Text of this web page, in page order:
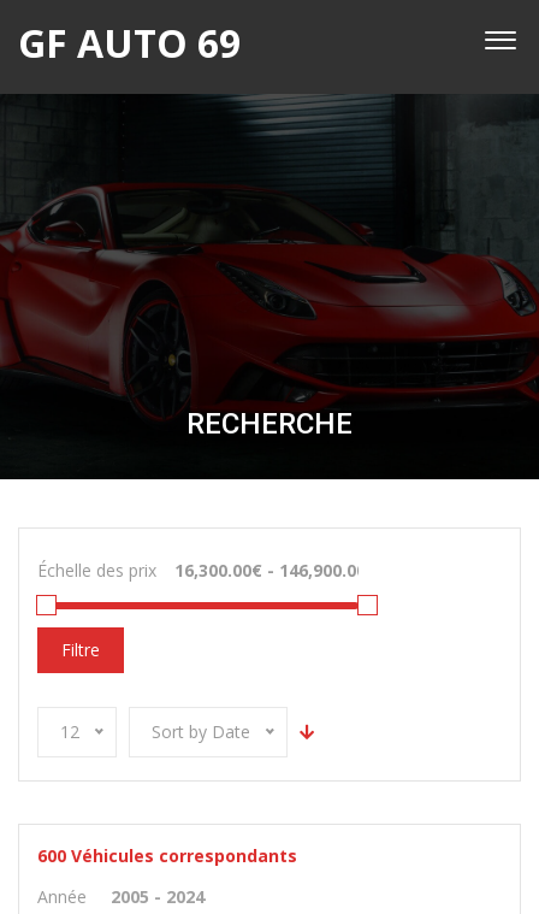
GF AUTO 69
RECHERCHE
Échelle des prix
Filtre
12 Sort by Date
600 Véhicules correspondants
Année